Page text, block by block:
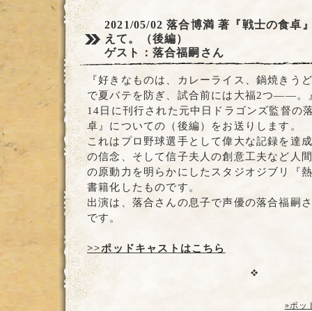
2021/05/02落合博満 著『戦士の食卓
えて。（後編）
ゲスト：落合福嗣さん
『好きなものは、カレーライス、鍋焼きう
で夏バテを防ぎ、試合前には大福2つ――。
14日に刊行された元中日ドラゴンズ監督の
卓』についての（後編）をお送りします。
これはプロ野球選手として偉大な記録を達
の信念、そして信子夫人の創意工夫など人
の原動力を明らかにしたスタジオジブリ『
書籍化したものです。
出演は、落合さんの息子で声優の落合福嗣
です。
>>ポッドキャストはこちら
»ポッ